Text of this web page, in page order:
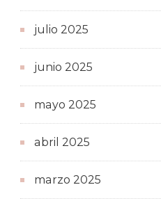
julio 2025
junio 2025
mayo 2025
abril 2025
marzo 2025